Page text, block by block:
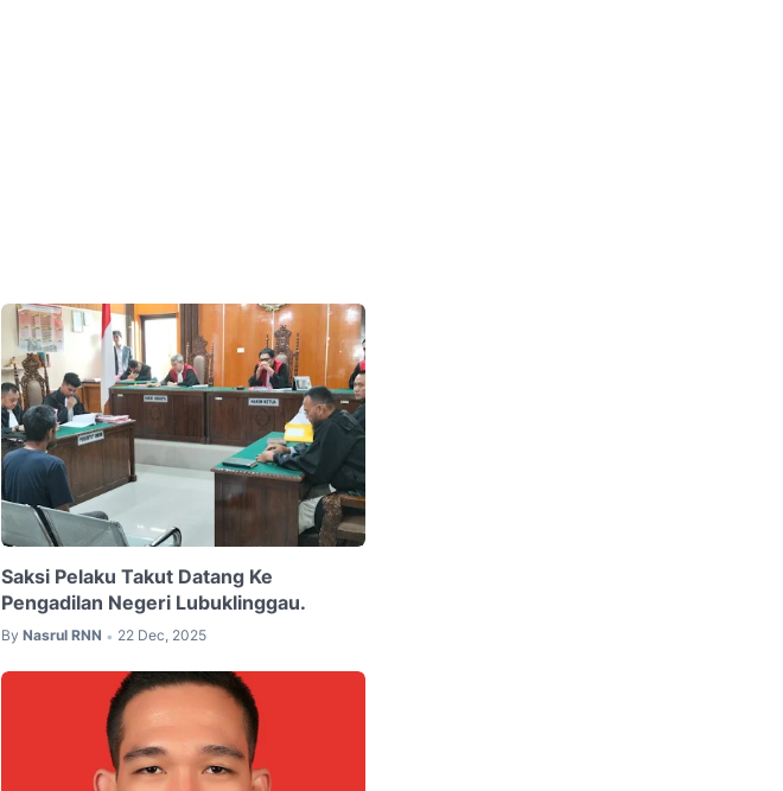
Saksi Pelaku Takut Datang Ke
Pengadilan Negeri Lubuklinggau.
By Nasrul RNN • 22 Dec, 2025